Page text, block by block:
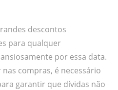
descontos
para qualquer
por essa data.
compras, é necessário
garantir que dívidas não